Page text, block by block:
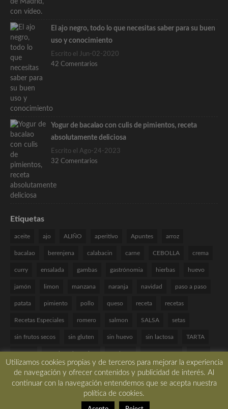
El ajo negro, todo lo que necesitas saber para su buen
uso y conocimiento
Escrito el Jun-02-2020
42 Comentarios
Yogur de bacalao con culis de pimientos, receta
absolutamente deliciosa
Escrito el Ago-24-2023
32 Comentarios
Etiquetas
aceite ajo ALIÑO aperitivo Apuntes arroz
bacalao berenjena calabacin carne CEBOLLA crema
curry ensalada gambas gastrónomia hierbas huevo
jamón limon manzana naranja navidad paso a paso
patata pimiento pollo queso receta recetas
Recetas Especiales romero salmon SALSA setas
sin frutos secos sin gluten sin huevo sin lactosa TARTA
Utilizamos cookies propias y de terceros para mejorar la experiencia
de navegación y ofrecer contenidos y publicidad de interés. Al
continuar con la navegación entendemos que se acepta nuestra
política de cookies.